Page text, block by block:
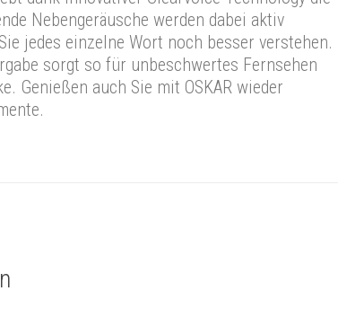
Nebengeräusche werden dabei aktiv
jedes einzelne Wort noch besser verstehen.
sorgt so für unbeschwertes Fernsehen
Genießen auch Sie mit OSKAR wieder